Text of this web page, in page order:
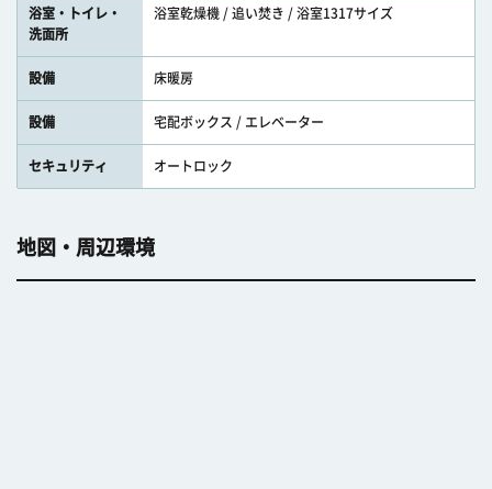
浴室・トイレ・
洗面所
浴室乾燥機 / 追い焚き / 浴室1317サイズ
設備 床暖房
設備 宅配ボックス / エレベーター
セキュリティ オートロック
地図・周辺環境